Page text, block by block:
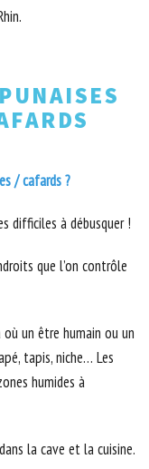
/ cafards ?
difficiles à débusquer !
que l’on contrôle
un être humain ou un
tapis, niche… Les
humides à
la cave et la cuisine.